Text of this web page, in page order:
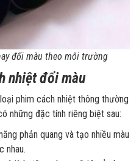
đổi màu theo môi trường
nhiệt đổi màu
phim cách nhiệt thông thường
những đặc tính riêng biệt sau:
phản quang và tạo nhiều màu
nhau.